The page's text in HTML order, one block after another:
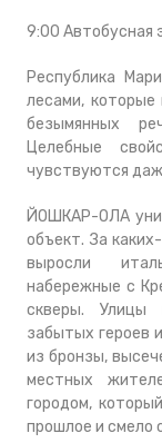
9:00 Автобусная
Республика
лесами, которые
безымянных
Целебные
чувствуются
ЙОШКАР-ОЛА
объект. За
выросли
набережные с
скверы. Улицы
забытых героев
из бронзы,
местных
городом,
прошлое и смело